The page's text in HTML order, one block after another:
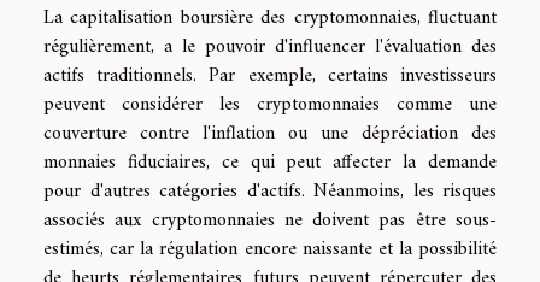
La capitalisation boursière des cryptomonnaies, fluctuant
régulièrement, a le pouvoir d'influencer l'évaluation des
actifs traditionnels. Par exemple, certains investisseurs
peuvent considérer les cryptomonnaies comme une
couverture contre l'inflation ou une dépréciation des
monnaies fiduciaires, ce qui peut affecter la demande
pour d'autres catégories d'actifs. Néanmoins, les risques
associés aux cryptomonnaies ne doivent pas être sous-
estimés, car la régulation encore naissante et la possibilité